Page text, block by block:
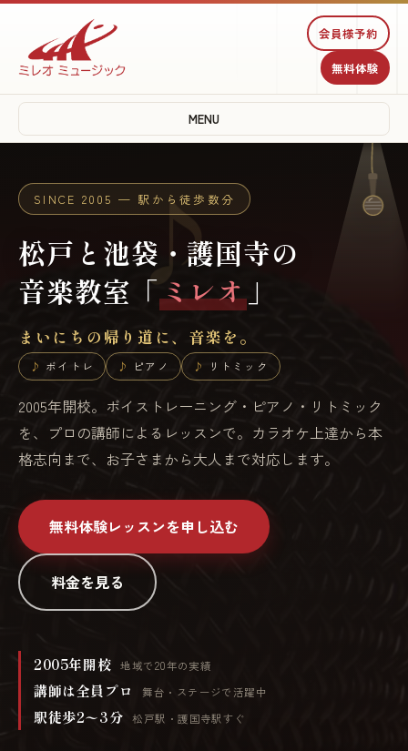
会員様予約
無料体験
MENU
♫
♩
♪ SINCE 2005 — 駅から徒歩数分
松戸と池袋・護国寺の
音楽教室「ミレオ 」
まいにちの帰り道に、音楽を。
ボイトレ ピアノ リトミック
2005年開校。ボイストレーニング・ピアノ・リトミック
を、プロの講師によるレッスンで。カラオケ上達から本
格志向まで、お子さまから大人まで対応します。
無料体験レッスンを申し込む
料金を見る
2005年開校 地域で20年の実績
講師は全員プロ 舞台・ステージで活躍中
駅徒歩2〜3分 松戸駅・護国寺駅すぐ